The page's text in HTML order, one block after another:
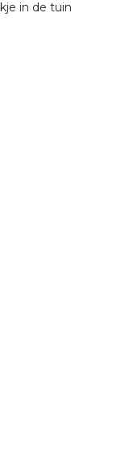
in de tuin